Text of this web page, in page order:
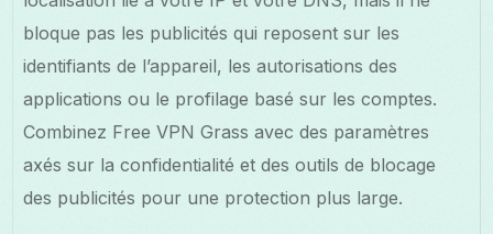
bloque pas les publicités qui reposent sur les
identifiants de l’appareil, les autorisations des
applications ou le profilage basé sur les comptes.
Combinez Free VPN Grass avec des paramètres
axés sur la confidentialité et des outils de blocage
des publicités pour une protection plus large.